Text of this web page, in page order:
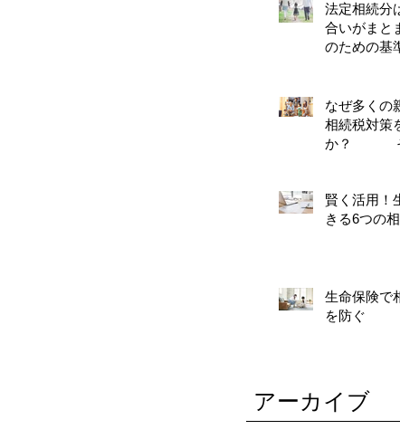
法定相続分
合いがまと
のための基
なぜ多くの
相続税対策
か？ そ
賢く活用！
きる6つの
生命保険で
を防ぐ
アーカイブ